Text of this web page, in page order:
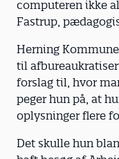
6 %
grad eller
faglige
IT-
faglige
en
computeren ikke
Fastrup,
Herning
til
forslag til, hvor
peger hun på, at
oplysninger flere
Det skulle hun